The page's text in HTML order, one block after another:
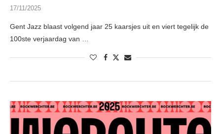
17/11/2025
Gent Jazz blaast volgend jaar 25 kaarsjes uit en viert tegelijk de
100ste verjaardag van …